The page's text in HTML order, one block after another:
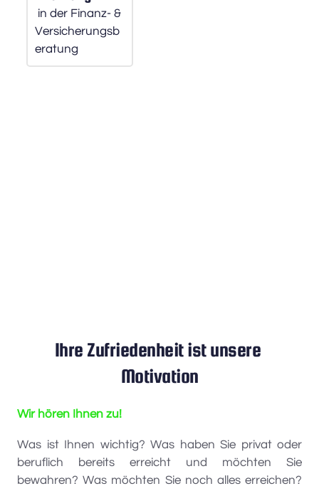
Versicherungsb
eratung
Ihre Zufriedenheit ist unsere
Motivation
Wir hören Ihnen zu!
Was ist Ihnen wichtig? Was haben Sie privat oder
beruflich bereits erreicht und möchten Sie
bewahren? Was möchten Sie noch alles erreichen?